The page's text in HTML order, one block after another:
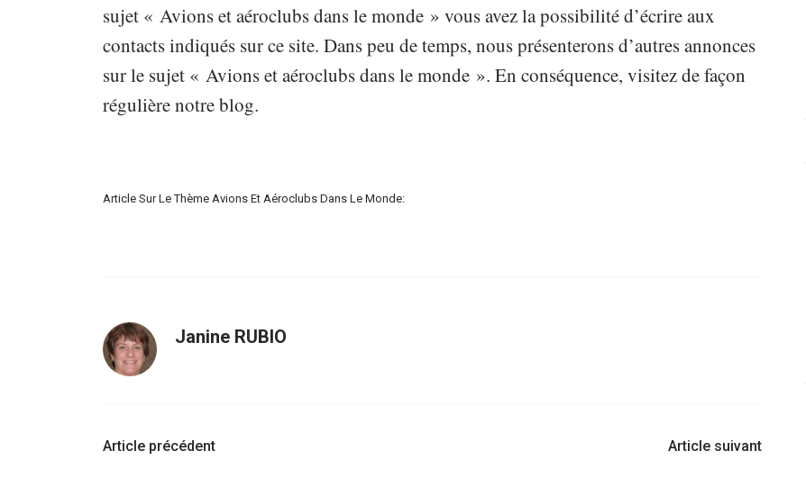
sujet « Avions et aéroclubs dans le monde » vous avez la possibilité d’écrire aux
contacts indiqués sur ce site. Dans peu de temps, nous présenterons d’autres annonces
sur le sujet « Avions et aéroclubs dans le monde ». En conséquence, visitez de façon
régulière notre blog.
Article Sur Le Thème Avions Et Aéroclubs Dans Le Monde:
Janine RUBIO
Navigation
Article précédent Article suivant